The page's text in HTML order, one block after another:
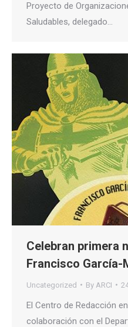
Proyecto de
Saludables, delegado…
Celebran primera
Francisco García-
Uncategorized By ARCI
El Centro de Redacción
colaboración con el